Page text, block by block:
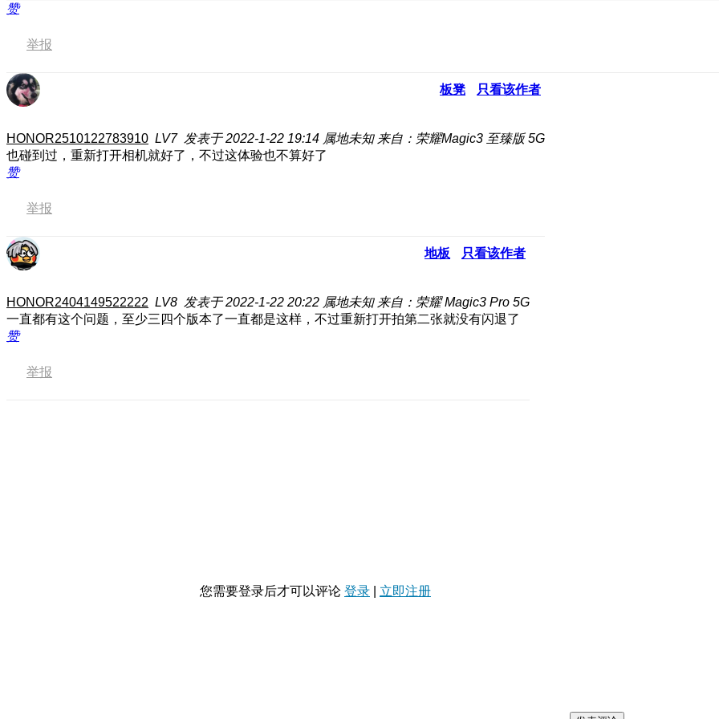
赞
举报
板凳 只看该作者
HONOR2510122783910 LV7 发表于 2022-1-22 19:14 属地未知 来自：荣耀Magic3 至臻版 5G
也碰到过，重新打开相机就好了，不过这体验也不算好了
赞
举报
地板 只看该作者
HONOR2404149522222 LV8 发表于 2022-1-22 20:22 属地未知 来自：荣耀 Magic3 Pro 5G
一直都有这个问题，至少三四个版本了一直都是这样，不过重新打开拍第二张就没有闪退了
赞
举报
您需要登录后才可以评论 登录 立即注册